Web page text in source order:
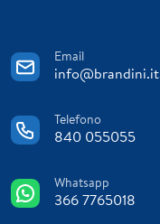
Email
info@brandini.it
Telefono
840 055055
Whatsapp
366 7765018